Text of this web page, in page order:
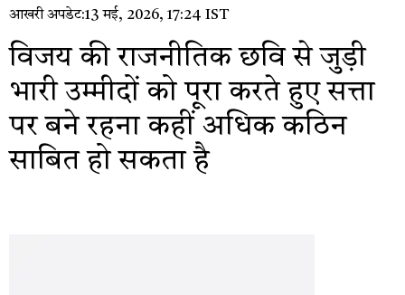
आखरी अपडेट:13 मई, 2026, 17:24 IST
विजय की राजनीतिक छवि से जुड़ी
भारी उम्मीदों को पूरा करते हुए सत्ता
पर बने रहना कहीं अधिक कठिन
साबित हो सकता है